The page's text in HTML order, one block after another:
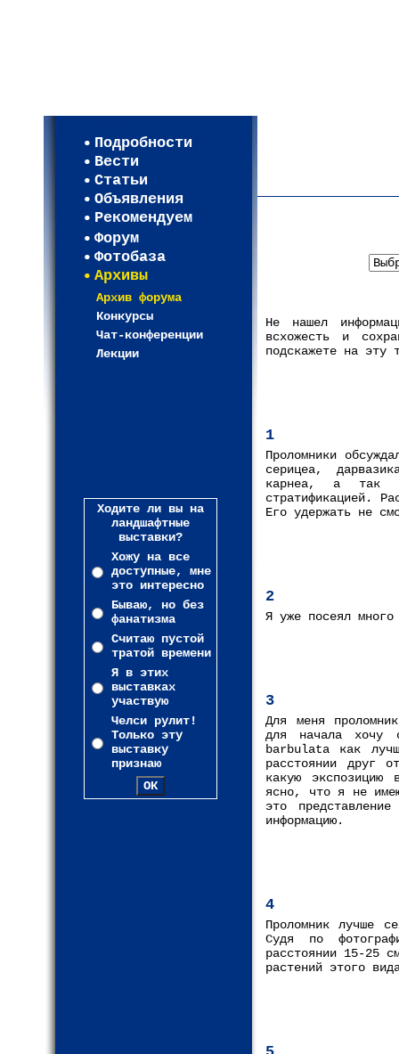
Подробности
Вести
Статьи
Объявления
Рекомендуем
Форум
Фотобаза
Архивы
Архив форума
Конкурсы
Чат-конференции
Лекции
Ходите ли вы на
ландшафтные
выставки?
Хожу на все
доступные, мне
это интересно
Бываю, но без
фанатизма
Считаю пустой
тратой времени
Я в этих
выставках
участвую
Челси рулит!
Только эту
выставку
признаю
Не нашел
всхожесть и
подскажете на эту
1
Проломники
серицеа,
карнеа, а так
стратификацией.
Его удержать не
2
Я уже посеял
3
Для меня
для начала хочу
barbulata как
расстоянии друг
какую
ясно, что я не
это
информацию.
4
Проломник лучше
Судя по
расстоянии 15-25
растений этого